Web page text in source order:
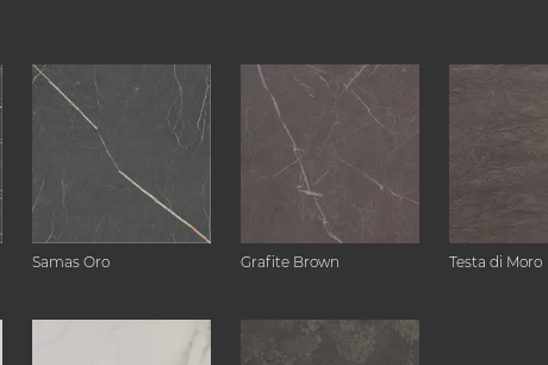
Samas Oro Grafite Brown Testa di Moro